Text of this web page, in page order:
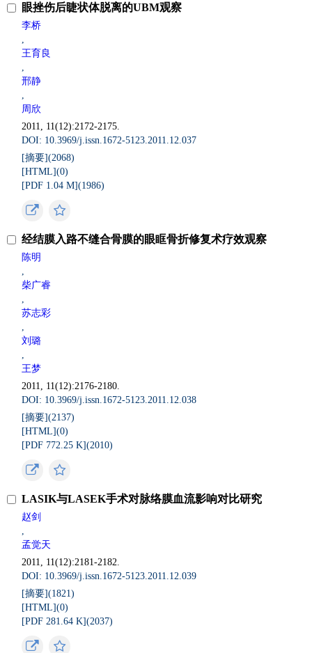
眼挫伤后睫状体脱离的UBM观察
李桥
,
王育良
,
邢静
,
周欣
2011, 11(12):2172-2175.
DOI: 10.3969/j.issn.1672-5123.2011.12.037
[摘要](2068)
[HTML](0)
[PDF 1.04 M](1986)
经结膜入路不缝合骨膜的眼眶骨折修复术疗效观察
陈明
,
柴广睿
,
苏志彩
,
刘璐
,
王梦
2011, 11(12):2176-2180.
DOI: 10.3969/j.issn.1672-5123.2011.12.038
[摘要](2137)
[HTML](0)
[PDF 772.25 K](2010)
LASIK与LASEK手术对脉络膜血流影响对比研究
赵剑
,
孟觉天
2011, 11(12):2181-2182.
DOI: 10.3969/j.issn.1672-5123.2011.12.039
[摘要](1821)
[HTML](0)
[PDF 281.64 K](2037)